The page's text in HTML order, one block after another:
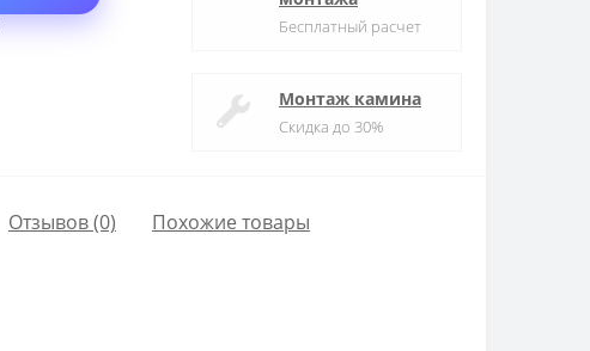
Бесплатный расчет
Монтаж камина
Скидка до 30%
Отзывов (0) Похожие товары